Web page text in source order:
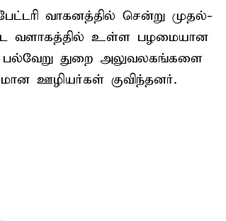
வாகனத்தில் சென்று முதல்-
வளாகத்தில் உள்ள பழமையான
பல்வேறு துறை அலுவலகங்களை
ஊழியர்கள் குவிந்தனர்.